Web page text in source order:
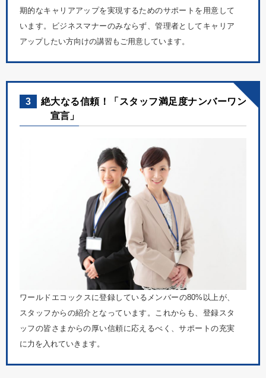
期的なキャリアアップを実現するためのサポートを用意して
います。ビジネスマナーのみならず、管理者としてキャリア
アップしたい方向けの講習もご用意しています。
3
絶大なる信頼！「スタッフ満足度ナンバーワン
宣言」
ワールドエコックスに登録しているメンバーの80%以上が、
スタッフからの紹介となっています。これからも、登録スタ
ッフの皆さまからの厚い信頼に応えるべく、サポートの充実
に力を入れていきます。